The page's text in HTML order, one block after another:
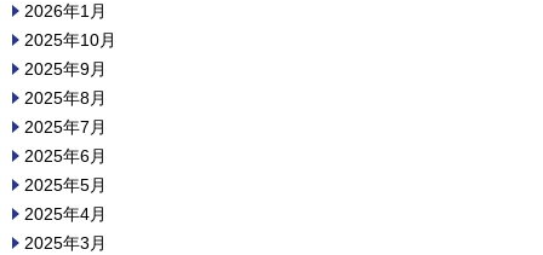
2026年1月
2025年10月
2025年9月
2025年8月
2025年7月
2025年6月
2025年5月
2025年4月
2025年3月